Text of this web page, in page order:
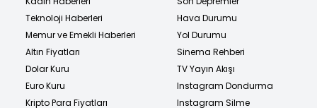
Teknoloji Haberleri
Memur ve Emekli Haberleri
Altın Fiyatları
Dolar Kuru
Euro Kuru
Kripto Para Fiyatları
Hava Durumu
Yol Durumu
Sinema Rehberi
TV Yayın Akışı
Instagram Dondurma
Instagram Silme